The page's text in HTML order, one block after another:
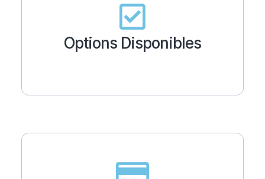
Options Disponibles